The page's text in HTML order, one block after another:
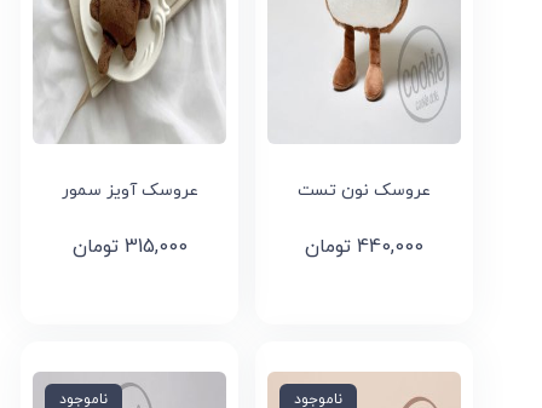
عروسک نون تست
440,000 تومان
عروسک آویز سمور
315,000 تومان
ناموجود ناموجود